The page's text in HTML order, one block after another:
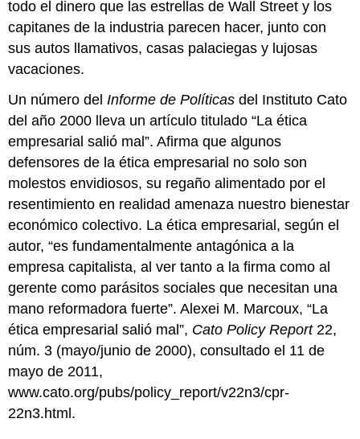
todo el dinero que las estrellas de Wall Street y los
capitanes de la industria parecen hacer, junto con
sus autos llamativos, casas palaciegas y lujosas
vacaciones.
Un número delInforme de Políticas del Instituto Cato
del año 2000 lleva un artículo titulado “La ética
empresarial salió mal”. Afirma que algunos
defensores de la ética empresarial no solo son
molestos envidiosos, su regaño alimentado por el
resentimiento en realidad amenaza nuestro bienestar
económico colectivo. La ética empresarial, según el
autor, “es fundamentalmente antagónica a la
empresa capitalista, al ver tanto a la firma como al
gerente como parásitos sociales que necesitan una
mano reformadora fuerte”. Alexei M. Marcoux, “La
ética empresarial salió mal”, Cato Policy Report22,
núm. 3 (mayo/junio de 2000), consultado el 11 de
mayo de 2011,
www.cato.org/pubs/policy_report/v22n3/cpr-
22n3.html.